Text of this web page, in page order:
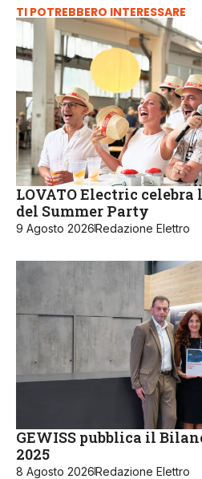
TI POTREBBERO INTERESSARE
LOVATO Electric
del Summer Party
9 Agosto 2026Redazione Elettro
GEWISS pubblica il
2025
8 Agosto 2026Redazione Elettro